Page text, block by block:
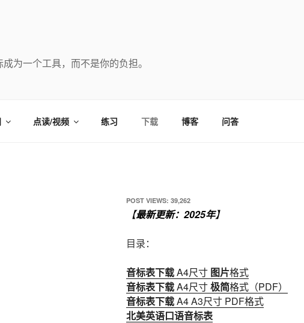
为一个工具，而不是你的负担。
点读/视频 练习 下载 博客 问答
POST VIEWS: 39,262
【最新更新：2025年】
目录：
音标表下载A4尺寸 图片格式
音标表下载A4尺寸极简格式（PDF）
音标表下载A4 A3尺寸 PDF格式
北美英语口语音标表